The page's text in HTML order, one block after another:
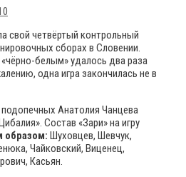
свой четвёртый контрольный
сборах в Словении.
белым» удалось два раза
одна игра закончилась не в
Анатолия Чанцева
Состав «Зари» на игру
Шуховцев, Шевчук,
Чайковский, Виценец,
Касьян.